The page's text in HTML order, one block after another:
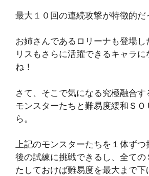
最大１０回の連続攻撃が特徴的だ
お姉さんであるロリーナも登場
リスもさらに活躍できるキャラ
ね！
さて、そこで気になる究極融合
モンスターたちと難易度緩和ＳＯ
ら。
上記のモンスターたちを１体ずつ
後の試練に挑戦できるし、全て
たしておけば難易度を最大まで